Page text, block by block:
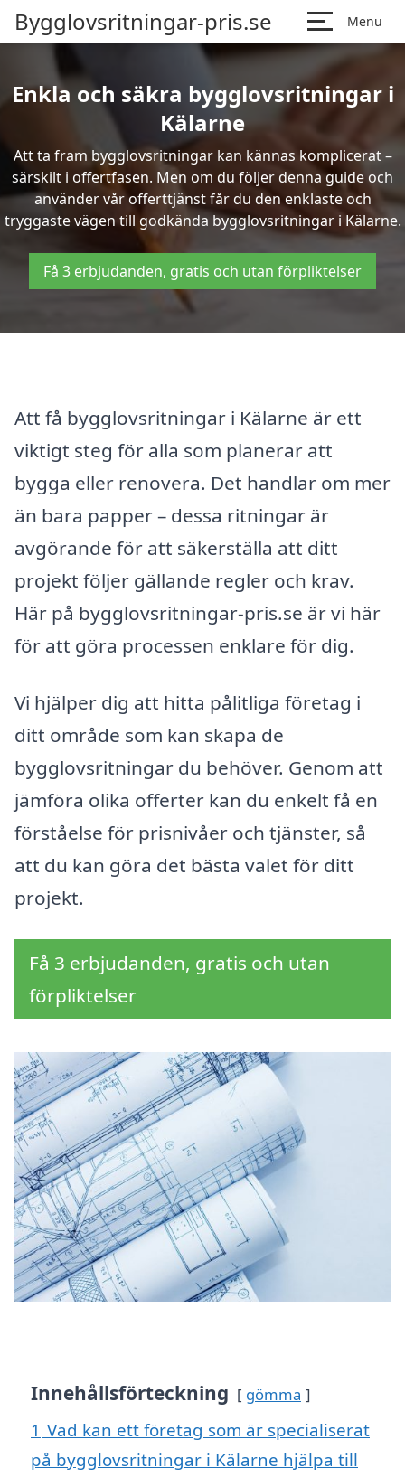
Bygglovsritningar-pris.se Menu
Enkla och säkra bygglovsritningar i
Kälarne
Att ta fram bygglovsritningar kan kännas komplicerat –
särskilt i offertfasen. Men om du följer denna guide och
använder vår offerttjänst får du den enklaste och
tryggaste vägen till godkända bygglovsritningar i Kälarne.
Få 3 erbjudanden, gratis och utan förpliktelser
Att få bygglovsritningar i Kälarne är ett
viktigt steg för alla som planerar att
bygga eller renovera. Det handlar om mer
än bara papper – dessa ritningar är
avgörande för att säkerställa att ditt
projekt följer gällande regler och krav.
Här på bygglovsritningar-pris.se är vi här
för att göra processen enklare för dig.
Vi hjälper dig att hitta pålitliga företag i
ditt område som kan skapa de
bygglovsritningar du behöver. Genom att
jämföra olika offerter kan du enkelt få en
förståelse för prisnivåer och tjänster, så
att du kan göra det bästa valet för ditt
projekt.
Få 3 erbjudanden, gratis och utan
förpliktelser
Innehållsförteckning gömma
1 Vad kan ett företag som är specialiserat
på bygglovsritningar i Kälarne hjälpa till